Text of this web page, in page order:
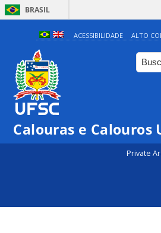
BRASIL
ACESSIBILIDADE ALTO
Calouras e Calouros
Private